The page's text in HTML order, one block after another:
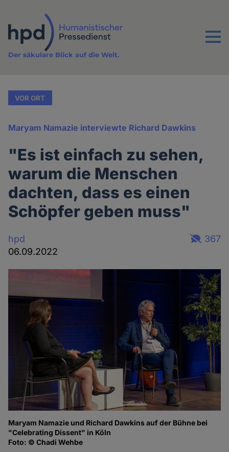
Inhalt
Menu
Der säkulare Blick auf die Welt.
VOR ORT
Maryam Namazie interviewte Richard Dawkins
"Es ist einfach zu sehen,
warum die Menschen
dachten, dass es einen
Schöpfer geben muss"
hpd
06.09.2022
367
Maryam Namazie und Richard Dawkins auf der Bühne bei
"Celebrating Dissent" in Köln
Foto: © Chadi Wehbe